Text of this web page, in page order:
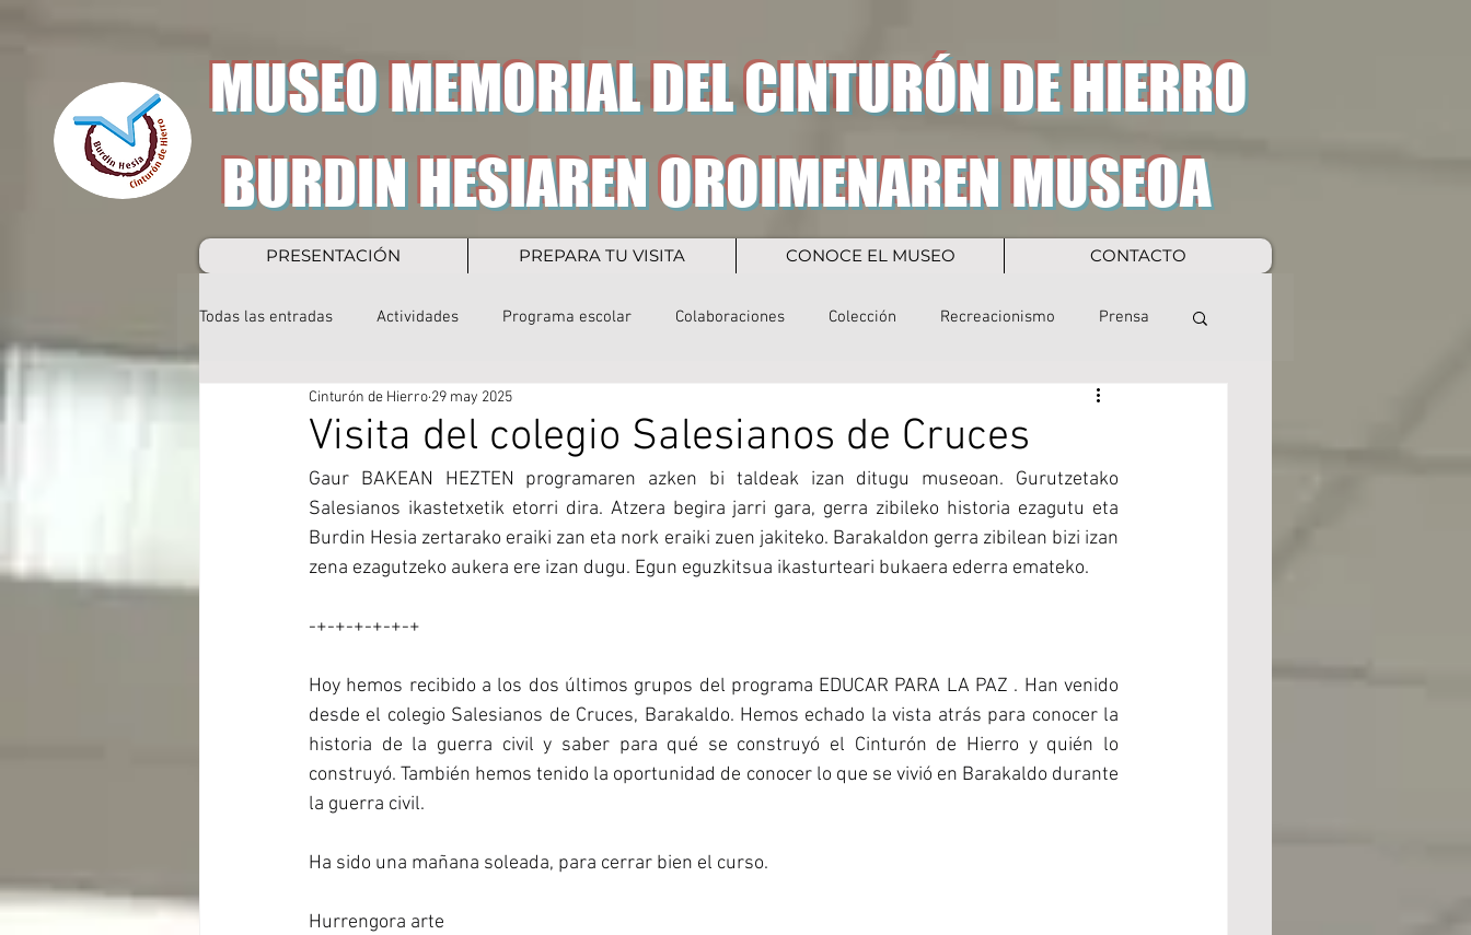
MUSEO MEMORIAL DEL CINTURÓN DE HIERRO
PRESENTACIÓN PREPARA TU VISITA CONOCE EL MUSEO CONTACTO
BURDIN HESIAREN OROIMENAREN MUSEOA
Todas las entradas Actividades Programa escolar Colaboraciones Colección Recreacionismo Prensa
Visita del colegio Salesianos de Cruces
Cinturón de Hierro 29 may 2025
Gaur BAKEAN HEZTEN programaren azken bi taldeak izan ditugu museoan. Gurutzetako
Salesianos ikastetxetik etorri dira. Atzera begira jarri gara, gerra zibileko historia ezagutu eta
Burdin Hesia zertarako eraiki zan eta nork eraiki zuen jakiteko. Barakaldon gerra zibilean bizi izan
zena ezagutzeko aukera ere izan dugu. Egun eguzkitsua ikasturteari bukaera ederra emateko.
-+-+-+-+-+-+
Hoy hemos recibido a los dos últimos grupos del programa EDUCAR PARA LA PAZ . Han venido
desde el colegio Salesianos de Cruces, Barakaldo. Hemos echado la vista atrás para conocer la
historia de la guerra civil y saber para qué se construyó el Cinturón de Hierro y quién lo
construyó. También hemos tenido la oportunidad de conocer lo que se vivió en Barakaldo durante
la guerra civil.
Ha sido una mañana soleada, para cerrar bien el curso.
Hurrengora arte